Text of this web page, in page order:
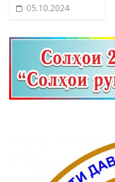
05.10.2024